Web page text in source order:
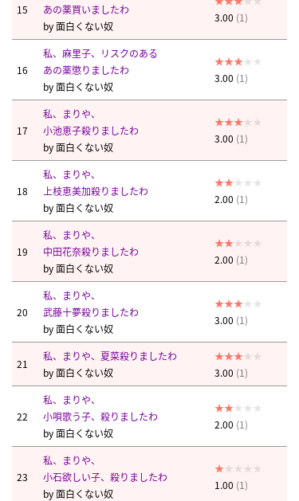
15
あの薬買いましたわ
by面白くない奴
3.00 (1)
16
私、麻里子、リスクのある
あの薬懲りましたわ
by面白くない奴
3.00 (1)
17
私、まりや、
小池恵子殺りましたわ
by面白くない奴
3.00 (1)
18
私、まりや、
上枝恵美加殺りましたわ
by面白くない奴
2.00 (1)
19
私、まりや、
中田花奈殺りましたわ
by面白くない奴
2.00 (1)
20
私、まりや、
武藤十夢殺りましたわ
by面白くない奴
3.00 (1)
21
私、まりや、夏菜殺りましたわ
by面白くない奴 3.00 (1)
22
私、まりや、
小唄歌う子、殺りましたわ
by面白くない奴
2.00 (1)
23
私、まりや、
小石欲しい子、殺りましたわ
by面白くない奴
1.00 (1)